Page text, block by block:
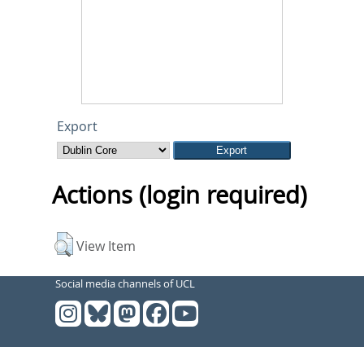
Export
Actions (login required)
View Item
Social media channels of UCL